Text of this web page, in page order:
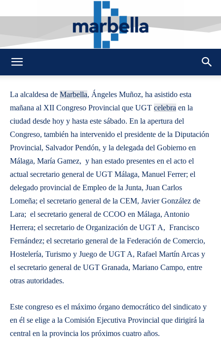
La alcaldesa de Marbella, Ángeles Muñoz, ha asistido esta
mañana al XII Congreso Provincial que UGT celebra en la
ciudad desde hoy y hasta este sábado. En la apertura del
Congreso, también ha intervenido el presidente de la Diputación
Provincial, Salvador Pendón, y la delegada del Gobierno en
Málaga, María Gamez, y han estado presentes en el acto el
actual secretario general de UGT Málaga, Manuel Ferrer; el
delegado provincial de Empleo de la Junta, Juan Carlos
Lomeña; el secretario general de la CEM, Javier González de
Lara; el secretario general de CCOO en Málaga, Antonio
Herrera; el secretario de Organización de UGT A, Francisco
Fernández; el secretario general de la Federación de Comercio,
Hostelería, Turismo y Juego de UGT A, Rafael Martín Arcas y
el secretario general de UGT Granada, Mariano Campo, entre
otras autoridades.
Este congreso es el máximo órgano democrático del sindicato y
en él se elige a la Comisión Ejecutiva Provincial que dirigirá la
central en la provincia los próximos cuatro años.